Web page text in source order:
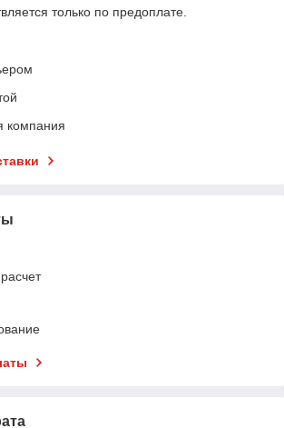
только по предоплате.
компания